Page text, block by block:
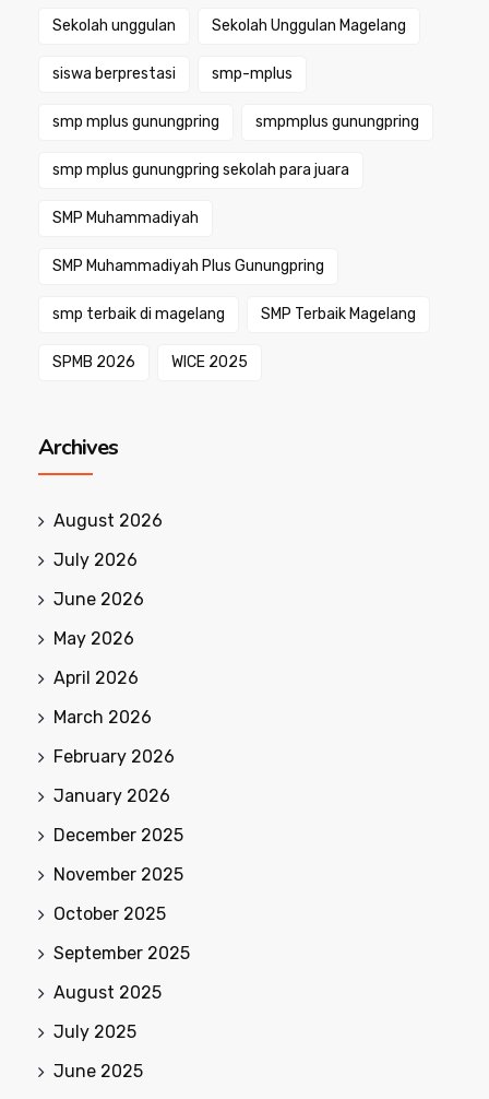
Sekolah unggulan Sekolah Unggulan Magelang
siswa berprestasi smp-mplus
smp mplus gunungpring smpmplus gunungpring
smp mplus gunungpring sekolah para juara
SMP Muhammadiyah
SMP Muhammadiyah Plus Gunungpring
smp terbaik di magelang SMP Terbaik Magelang
SPMB 2026 WICE 2025
Archives
August 2026
July 2026
June 2026
May 2026
April 2026
March 2026
February 2026
January 2026
December 2025
November 2025
October 2025
September 2025
August 2025
July 2025
June 2025